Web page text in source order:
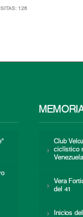
126
Club
ciclístico
Venezuela
Vera
del 41
Inicios